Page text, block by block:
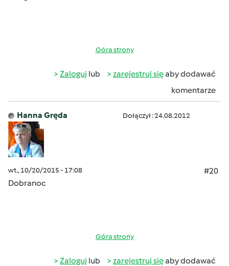
Góra strony
Zaloguj lub zarejestruj sięaby dodawać
komentarze
Hanna Gręda Dołączył : 24.08.2012
wt., 10/20/2015 - 17:08
#20
Dobranoc
Góra strony
Zaloguj lub zarejestruj sięaby dodawać